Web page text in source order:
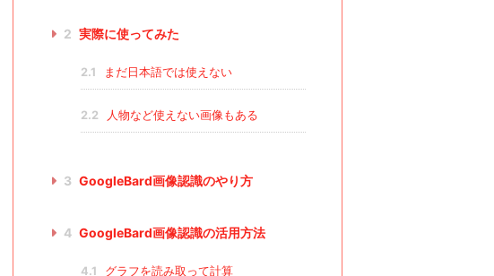
2 実際に使ってみた
2.1 まだ日本語では使えない
2.2 人物など使えない画像もある
3 GoogleBard画像認識のやり方
4 GoogleBard画像認識の活用方法
4.1 グラフを読み取って計算